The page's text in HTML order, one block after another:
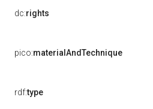
dc:rights
pico:materialAndTechnique
rdf:type